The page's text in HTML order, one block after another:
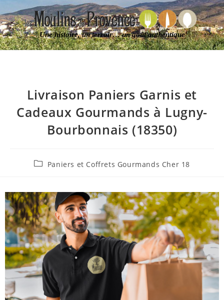
Une histoire, un terroir… un goût authentique
Livraison Paniers Garnis et
Cadeaux Gourmands à Lugny-
Bourbonnais (18350)
Paniers et Coffrets Gourmands Cher 18